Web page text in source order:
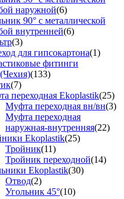
наружной(6)
90° с металлической
внутренней(6)
(3)
для гипсокартона(1)
фитинги
(133)
(7)
переходная Ekoplastik(25)
Муфта переходная вн/вн(3)
Муфта переходная
наружная-внутренняя(22)
Ekoplastik(25)
Тройник(11)
Тройник переходной(14)
Ekoplastik(30)
Отвод(2)
Угольник 45°(10)